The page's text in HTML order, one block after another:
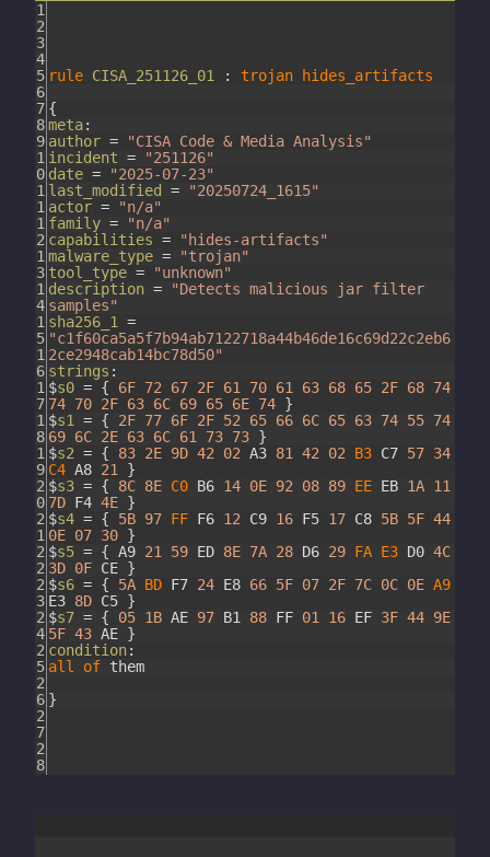
1
2
3
4
5
6
7
8
9
1
0
1
1
1
2
1
3
1
4
1
5
1
6
1
7
1
8
1
9
2
0
2
1
2
2
2
3
2
4
2
5
2
6
2
7
2
8
rule CISA_251126_01 : trojan
hides_artifacts
{
meta:
author =
"CISA Code & Media Analysis"
incident =
"251126"
date =
"2025-07-23"
last_modified
=
"20250724_1615"
actor =
"n/a"
family =
"n/a"
capabilities =
"hides-artifacts"
malware_type =
"trojan"
tool_type =
"unknown"
description =
"Detects malicious jar filter
samples"
sha256_1
=
"c1f60ca5a5f7b94ab7122718a44b46de16c69d22c2eb6
2ce2948cab14bc78d50"
strings :
$s0 = { 6F 72 67 2F 61 70 61 63 68 65 2F 68 74
74 70 2F 63 6C 69 65 6E 74 }
$s1 = { 2F 77 6F 2F 52 65 66 6C 65 63 74 55 74
69 6C 2E 63 6C 61 73 73 }
$s2 = { 83 2E 9D 42 02 A3 81 42 02 B3 C7 57 34
C4 A8 21
}
$s3 = { 8C 8E C0 B6 14 0E 92 08 89 EE EB 1A 11
7D F4 4E }
$s4 = { 5B 97 FF F6 12 C9 16 F5 17 C8 5B 5F 44
0E 07 30 }
$s5 = { A9 21 59 ED 8E 7A 28 D6 29 FA E3 D0 4C
3D 0F CE }
$s6 = { 5A BD F7 24 E8 66 5F 07 2F 7C 0C 0E A9
E3 8D C5 }
$s7 = { 05 1B AE 97 B1 88 FF 01 16 EF 3F 44 9E
5F 43 AE }
condition:
all of them
}